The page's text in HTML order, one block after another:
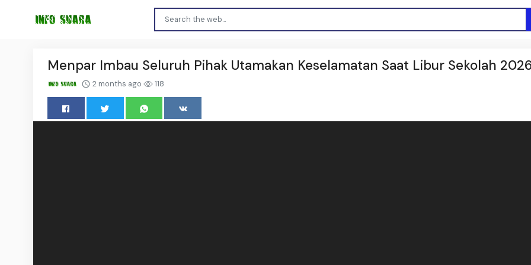
Menpar Imbau Seluruh Pihak Utamakan Keselamatan Saat Libur Sekolah
2 months ago 118